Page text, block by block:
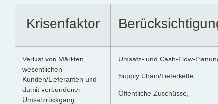
Krisenfaktor
Verlust von Märkten,
wesentlichen
Kunden/Lieferanten und
damit verbundener
Umsatzrückgang
Umsatz- und Cash-Flow-
Supply Chain/Lieferkette,
Öffentliche Zuschüsse,